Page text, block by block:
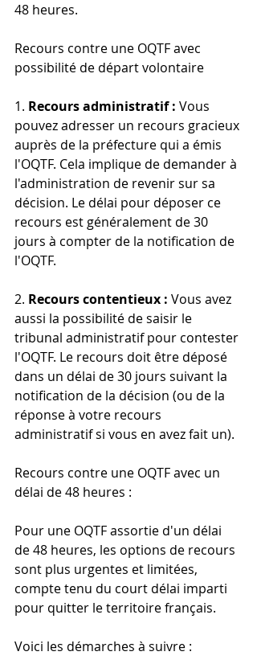
48 heures.
Recours contre une OQTF avec
possibilité de départ volontaire
1. Recours administratif : Vous
pouvez adresser un recours gracieux
auprès de la préfecture qui a émis
l'OQTF. Cela implique de demander à
l'administration de revenir sur sa
décision. Le délai pour déposer ce
recours est généralement de 30
jours à compter de la notification de
l'OQTF.
2. Recours contentieux : Vous avez
aussi la possibilité de saisir le
tribunal administratif pour contester
l'OQTF. Le recours doit être déposé
dans un délai de 30 jours suivant la
notification de la décision (ou de la
réponse à votre recours
administratif si vous en avez fait un).
Recours contre une OQTF avec un
délai de 48 heures :
Pour une OQTF assortie d'un délai
de 48 heures, les options de recours
sont plus urgentes et limitées,
compte tenu du court délai imparti
pour quitter le territoire français.
Voici les démarches à suivre :